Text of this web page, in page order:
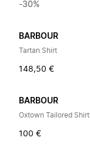
-30%
BARBOUR
Tartan Shirt
148,50 €
BARBOUR
Oxtown Tailored Shirt
100 €